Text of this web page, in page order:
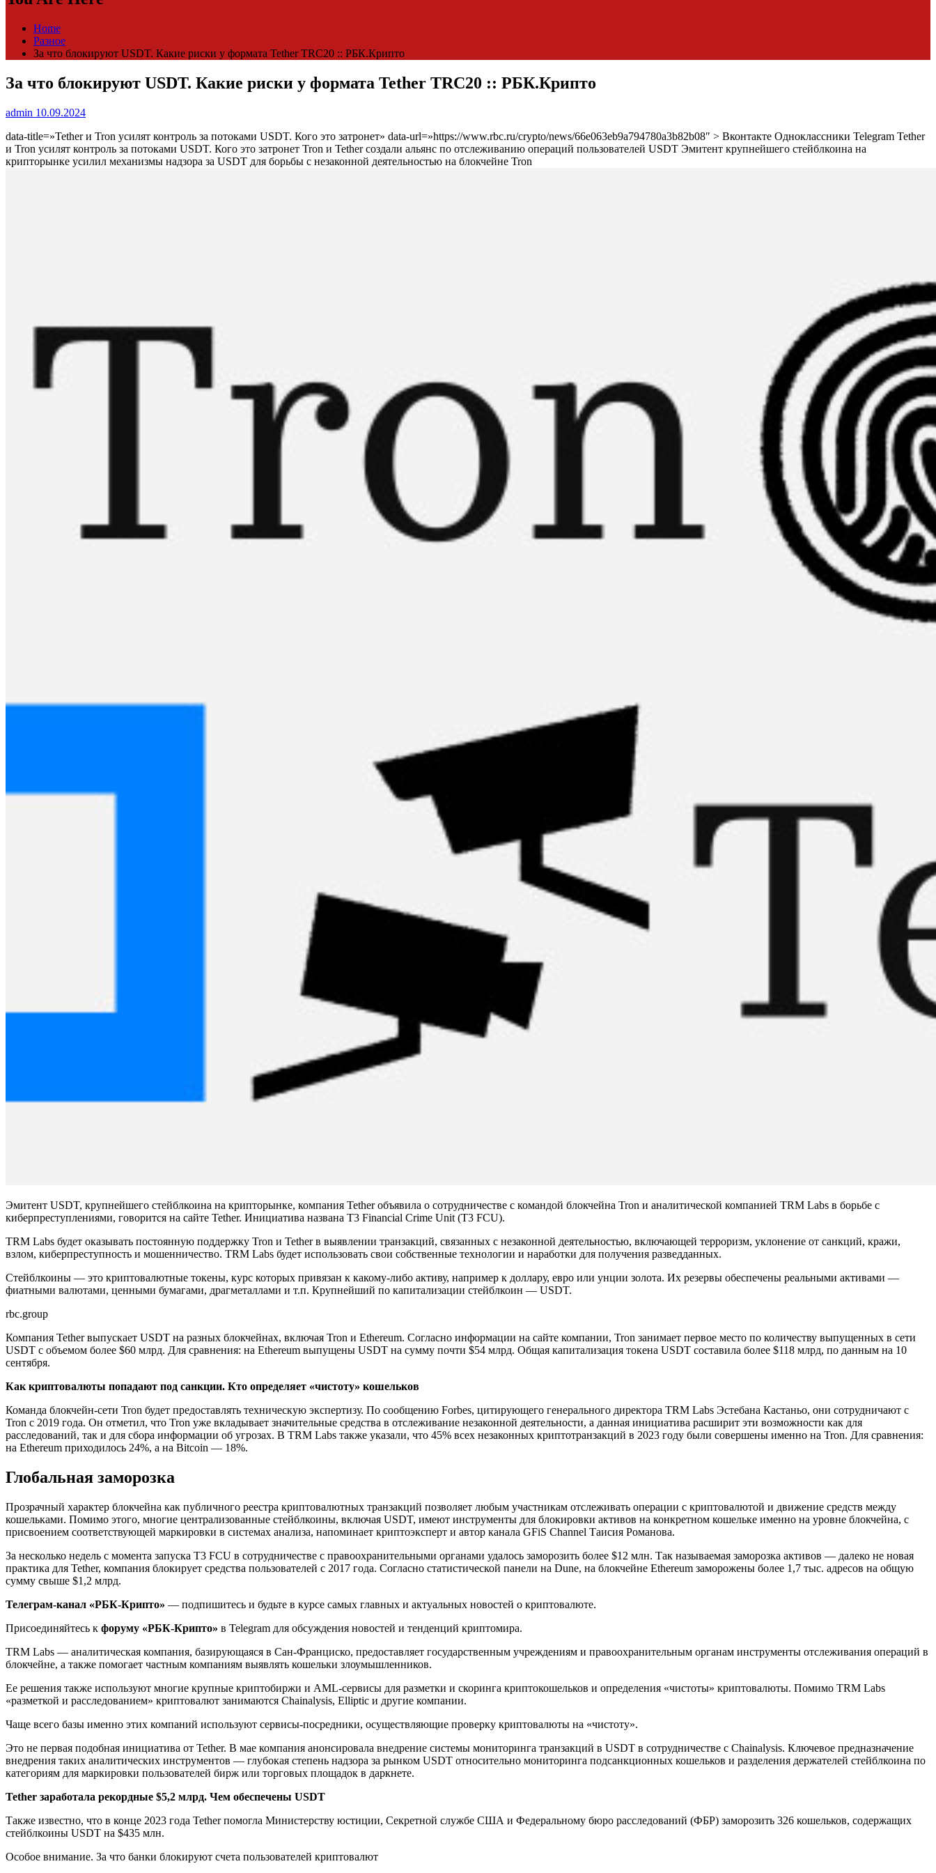
Home
Разное
За что блокируют USDT. Какие риски у формата Tether TRC20 :: РБК.Крипто
За что блокируют USDT. Какие риски у формата Tether TRC20 :: РБК.Крипто
admin 10.09.2024
data-title=»Tether и Tron усилят контроль за потоками USDT. Кого это затронет» data-url=»https://www.rbc.ru/crypto/news/66e063eb9a794780a3b82b08″ > Вконтакте Одноклассники Telegram Tether
и Tron усилят контроль за потоками USDT. Кого это затронет Tron и Tether создали альянс по отслеживанию операций пользователей USDT Эмитент крупнейшего стейблкоина на
крипторынке усилил механизмы надзора за USDT для борьбы с незаконной деятельностью на блокчейне Tron
Эмитент USDT, крупнейшего стейблкоина на крипторынке, компания Tether объявила о сотрудничестве с командой блокчейна Tron и аналитической компанией TRM Labs в борьбе с
киберпреступлениями, говорится на сайте Tether. Инициатива названа T3 Financial Crime Unit (T3 FCU).
TRM Labs будет оказывать постоянную поддержку Tron и Tether в выявлении транзакций, связанных с незаконной деятельностью, включающей терроризм, уклонение от санкций, кражи,
взлом, киберпреступность и мошенничество. TRM Labs будет использовать свои собственные технологии и наработки для получения разведданных.
Стейблкоины — это криптовалютные токены, курс которых привязан к какому-либо активу, например к доллару, евро или унции золота. Их резервы обеспечены реальными активами —
фиатными валютами, ценными бумагами, драгметаллами и т.п. Крупнейший по капитализации стейблкоин — USDT.
rbc.group
Компания Tether выпускает USDT на разных блокчейнах, включая Tron и Ethereum. Согласно информации на сайте компании, Tron занимает первое место по количеству выпущенных в сети
USDT с объемом более $60 млрд. Для сравнения: на Ethereum выпущены USDT на сумму почти $54 млрд. Общая капитализация токена USDT составила более $118 млрд, по данным на 10
сентября.
Как криптовалюты попадают под санкции. Кто определяет «чистоту» кошельков
Команда блокчейн-сети Tron будет предоставлять техническую экспертизу. По сообщению Forbes, цитирующего генерального директора TRM Labs Эстебана Кастаньо, они сотрудничают с
Tron с 2019 года. Он отметил, что Tron уже вкладывает значительные средства в отслеживание незаконной деятельности, а данная инициатива расширит эти возможности как для
расследований, так и для сбора информации об угрозах. В TRM Labs также указали, что 45% всех незаконных криптотранзакций в 2023 году были совершены именно на Tron. Для сравнения:
на Ethereum приходилось 24%, а на Bitcoin — 18%.
Глобальная заморозка
Прозрачный характер блокчейна как публичного реестра криптовалютных транзакций позволяет любым участникам отслеживать операции с криптовалютой и движение средств между
кошельками. Помимо этого, многие централизованные стейблкоины, включая USDT, имеют инструменты для блокировки активов на конкретном кошельке именно на уровне блокчейна, с
присвоением соответствующей маркировки в системах анализа, напоминает криптоэксперт и автор канала GFiS Channel Таисия Романова.
За несколько недель с момента запуска T3 FCU в сотрудничестве с правоохранительными органами удалось заморозить более $12 млн. Так называемая заморозка активов — далеко не новая
практика для Tether, компания блокирует средства пользователей с 2017 года. Согласно статистической панели на Dune, на блокчейне Ethereum заморожены более 1,7 тыс. адресов на общую
сумму свыше $1,2 млрд.
Телеграм-канал «РБК-Крипто» — подпишитесь и будьте в курсе самых главных и актуальных новостей о криптовалюте.
Присоединяйтесь к форуму «РБК-Крипто» в Telegram для обсуждения новостей и тенденций криптомира.
TRM Labs — аналитическая компания, базирующаяся в Сан-Франциско, предоставляет государственным учреждениям и правоохранительным органам инструменты отслеживания операций в
блокчейне, а также помогает частным компаниям выявлять кошельки злоумышленников.
Ее решения также используют многие крупные криптобиржи и AML-сервисы для разметки и скоринга криптокошельков и определения «чистоты» криптовалюты. Помимо TRM Labs
«разметкой и расследованием» криптовалют занимаются Chainalysis, Elliptic и другие компании.
Чаще всего базы именно этих компаний используют сервисы-посредники, осуществляющие проверку криптовалюты на «чистоту».
Это не первая подобная инициатива от Tether. В мае компания анонсировала внедрение системы мониторинга транзакций в USDT в сотрудничестве с Chainalysis. Ключевое предназначение
внедрения таких аналитических инструментов — глубокая степень надзора за рынком USDT относительно мониторинга подсанкционных кошельков и разделения держателей стейблкоина по
категориям для маркировки пользователей бирж или торговых площадок в даркнете.
Tether заработала рекордные $5,2 млрд. Чем обеспечены USDT
Также известно, что в конце 2023 года Tether помогла Министерству юстиции, Секретной службе США и Федеральному бюро расследований (ФБР) заморозить 326 кошельков, содержащих
стейблкоины USDT на $435 млн.
Особое внимание. За что банки блокируют счета пользователей криптовалют